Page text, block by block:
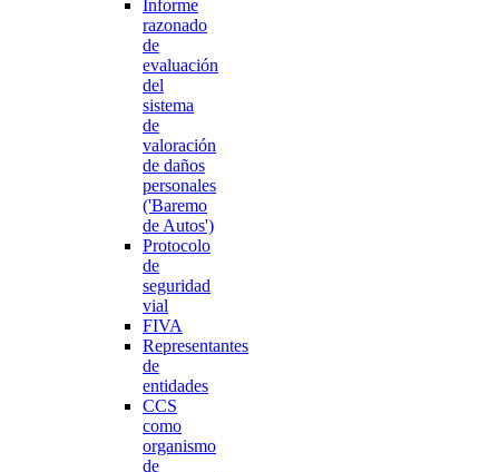
Informe
razonado
de
evaluación
del
sistema
de
valoración
de daños
personales
('Baremo
de Autos')
Protocolo
de
seguridad
vial
FIVA
Representantes
de
entidades
CCS
como
organismo
de